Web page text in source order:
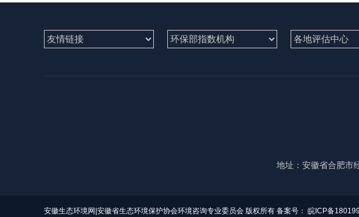
地址：安徽省合肥市
安徽生态环境网|安徽省生态环境保护协会环境咨询专业委员会 版权所有 备案号： 皖ICP备